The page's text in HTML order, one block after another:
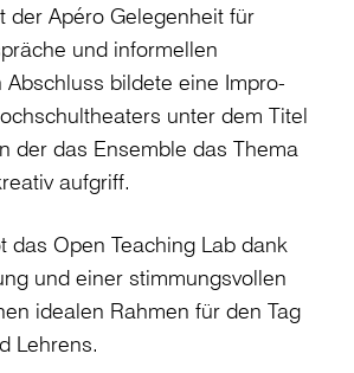
der Apéro Gelegenheit für
und informellen
bildete eine Impro-
unter dem Titel
der das Ensemble das Thema
aufgriff.
das Open Teaching Lab dank
und einer stimmungsvollen
idealen Rahmen für den Tag
Lehrens.